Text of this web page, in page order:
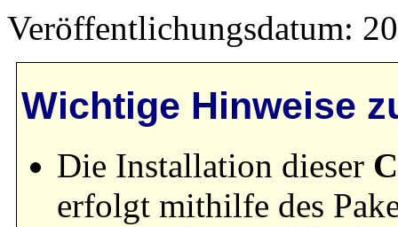
Veröffentlichungsdatum:
Wichtige Hinweise
Die Installation dieser
erfolgt mithilfe des